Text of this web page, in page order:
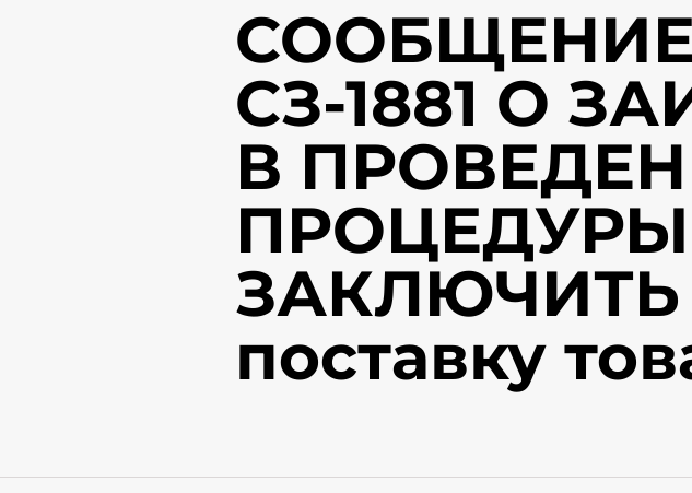
СООБЩЕНИЕ
СЗ-1881 О
В
поставку